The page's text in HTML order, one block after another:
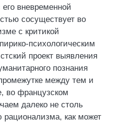
вневременной
сосуществует во
с критикой
психологическим
проект выявления
познания
между тем и
во французском
далеко не столь
рационализма, как может